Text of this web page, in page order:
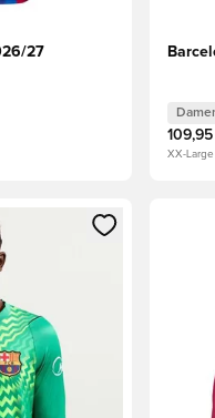
27
XX-Large
zum Anmelden oder